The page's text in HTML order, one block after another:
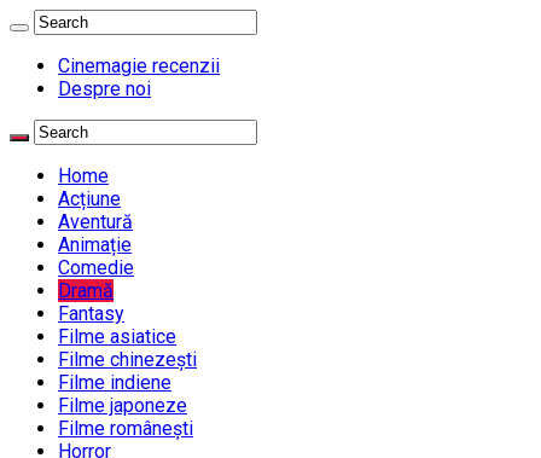
Cinemagie recenzii
Despre noi
Home
Acțiune
Aventură
Animație
Comedie
Dramă
Fantasy
Filme asiatice
Filme chinezești
Filme indiene
Filme japoneze
Filme românești
Horror